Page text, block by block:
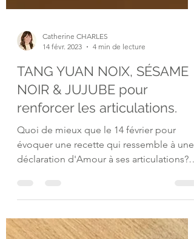
TANG YUAN NOIX, SÉSAME